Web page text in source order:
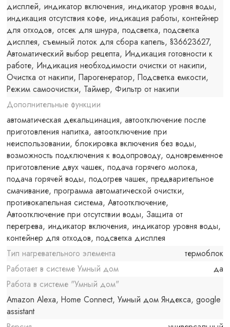
дисплей, индикатор включения, индикатор уровня воды,
индикация отсутствия кофе, индикация работы, контейнер
для отходов, отсек для шнура, подсветка, подсветка
дисплея, съемный лоток для сбора капель, §36623627,
Автоматический выбор рецепта, Индикация готовности к
работе, Индикация необходимости очистки от накипи,
Очистка от накипи, Парогенератор, Подсветка емкости,
Режим самоочистки, Таймер, Фильтр от накипи
Дополнительные функции
автоматическая декальцинация, автоотключение после
приготовления напитка, автоотключение при
неиспользовании, блокировка включения без воды,
возможность подключения к водопроводу, одновременное
приготовление двух чашек, подача горячего молока,
подача горячей воды, подогрев чашек, предварительное
смачивание, программа автоматической очистки,
противокапельная система, Автоотключение,
Автоотключение при отсутствии воды, Защита от
перегрева, индикатор включения, индикатор уровня воды,
контейнер для отходов, подсветка дисплея
Тип нагревательного элемента
термоблок
Работает в системе Умный дом
да
Работа в системе "Умный дом"
Amazon Alexa, Home Connect, Умный дом Яндекса, google
assistant